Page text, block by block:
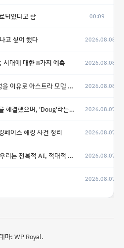
되었다고 함 00:09
고 싶어 했다 2026.08.08
시대에 대한 8가지 예측 2026.08.08
로 아스트라 모델 출시 연기 2026.08.08
드명을 가진 훨씬 더 큰 모델을 활발히 개발 중 2026.08.07
페이스 해킹 사건 정리 2026.08.07
AI, 적대적 AI 둘 다 보게 될 것" 2026.08.07
2026.08.07
마: WP Royal.